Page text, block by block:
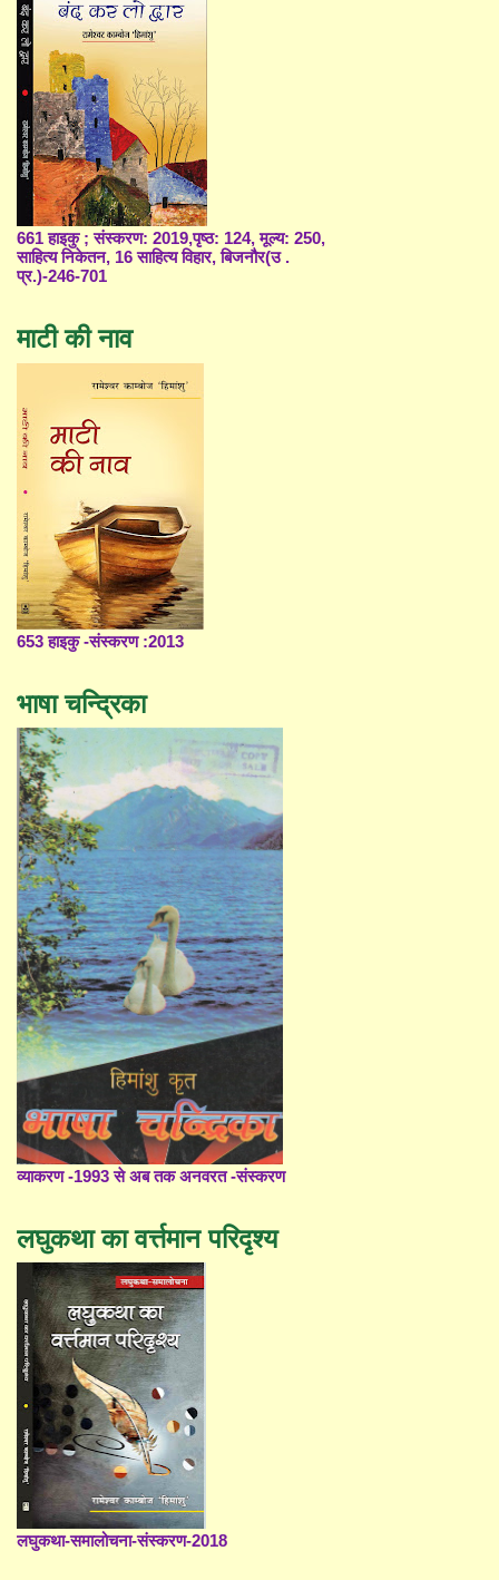
661 हाइकु ; संस्करण: 2019,पृष्ठ: 124, मूल्य: 250,
साहित्य निकेतन, 16 साहित्य विहार, बिजनौर(उ .
प्र.)-246-701
माटी की नाव
653 हाइकु -संस्करण :2013
भाषा चन्द्रिका
व्याकरण -1993 से अब तक अनवरत -संस्करण
लघुकथा का वर्त्तमान परिदृश्य
लघुकथा-समालोचना-संस्करण-2018